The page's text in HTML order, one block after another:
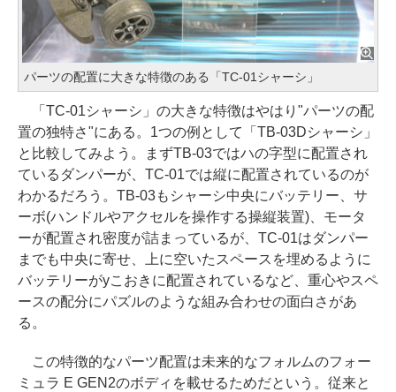
パーツの配置に大きな特徴のある「TC-01シャーシ」
「TC-01シャーシ」の大きな特徴はやはり"パーツの配
置の独特さ"にある。1つの例として「TB-03Dシャーシ」
と比較してみよう。まずTB-03ではハの字型に配置され
ているダンパーが、TC-01では縦に配置されているのが
わかるだろう。TB-03もシャーシ中央にバッテリー、サ
ーボ(ハンドルやアクセルを操作する操縦装置)、モータ
ーが配置され密度が詰まっているが、TC-01はダンパー
までも中央に寄せ、上に空いたスペースを埋めるように
バッテリーがyこおきに配置されているなど、重心やスペ
ースの配分にパズルのような組み合わせの面白さがあ
る。
この特徴的なパーツ配置は未来的なフォルムのフォー
ミュラ E GEN2のボディを載せるためだという。従来と